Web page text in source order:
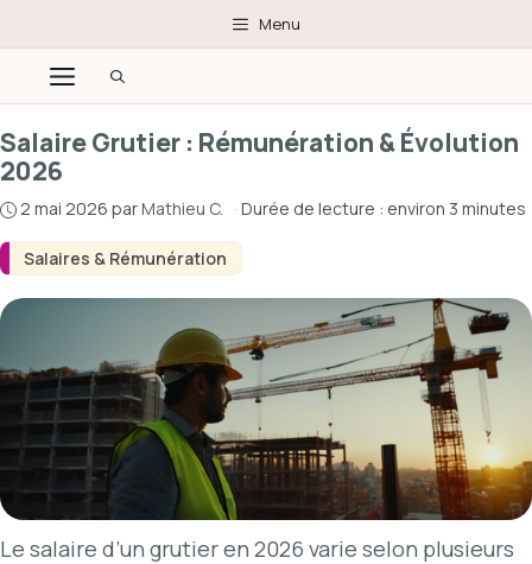
au
contenu
Menu
Menu
Salaires & Rémunération
Salaire Grutier : Rémunération & Évolution
2026
2 mai 2026 parMathieu C. · Durée de lecture : environ 3 minutes
Le salaire d’un grutier en 2026 varie selon plusieurs